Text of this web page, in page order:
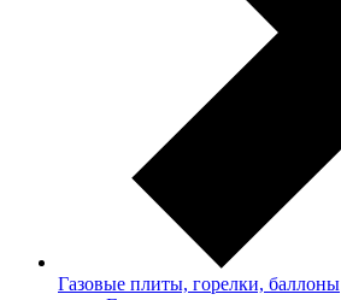
Газовые плиты, горелки, баллоны